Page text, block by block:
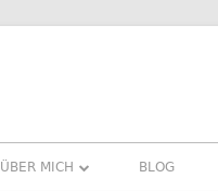
ÜBER MICH BLOG